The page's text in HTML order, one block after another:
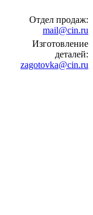
Отдел продаж:
mail@cin.ru
Изготовление
деталей:
zagotovka@cin.ru